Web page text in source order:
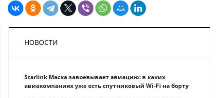
НОВОСТИ
Starlink Маска завоевывает авиацию: в каких
авиакомпаниях уже есть спутниковый Wi-Fi на борту